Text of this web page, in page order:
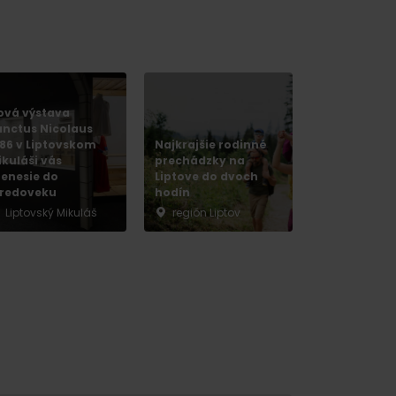
found for this source.
výstava
Nicolaus
v Liptovskom
vás
do
Liptovský Mikuláš
Najkrajšie rodinné
prechádzky na
Liptove do dvoch
hodín
región Liptov